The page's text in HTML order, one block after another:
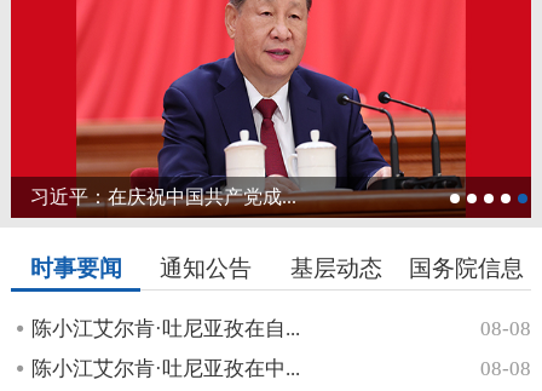
习近平：在庆祝中国共产党成...
时事要闻 通知公告 基层动态 国务院信息
陈小江艾尔肯·吐尼亚孜在自...
08-08
陈小江艾尔肯·吐尼亚孜在中...
08-08